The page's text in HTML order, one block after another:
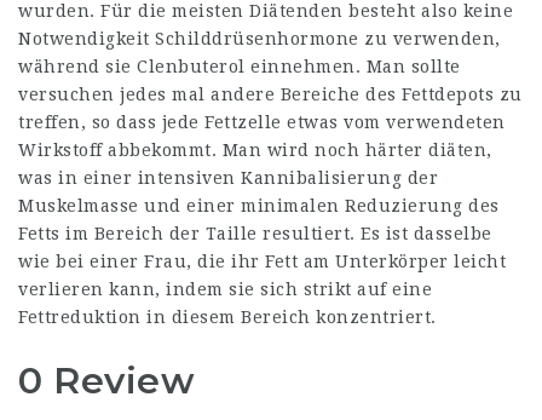
wurden. Für die meisten Diätenden besteht also keine
Notwendigkeit Schilddrüsenhormone zu verwenden,
während sie Clenbuterol einnehmen. Man sollte
versuchen jedes mal andere Bereiche des Fettdepots zu
treffen, so dass jede Fettzelle etwas vom verwendeten
Wirkstoff abbekommt. Man wird noch härter diäten,
was in einer intensiven Kannibalisierung der
Muskelmasse und einer minimalen Reduzierung des
Fetts im Bereich der Taille resultiert. Es ist dasselbe
wie bei einer Frau, die ihr Fett am Unterkörper leicht
verlieren kann, indem sie sich strikt auf eine
Fettreduktion in diesem Bereich konzentriert.
0 Review